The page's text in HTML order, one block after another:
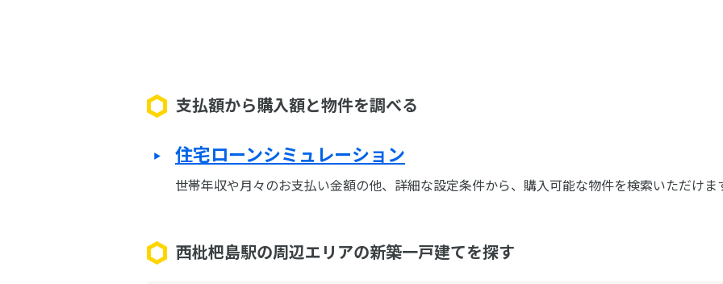
支払額から購入額と物件を調べる
住宅ローンシミュレーション
世帯年収や月々のお支払い金額の他、詳細な設定条件から、購入可能な物件を検索いただけま
西枇杷島駅の周辺エリアの新築一戸建てを探す